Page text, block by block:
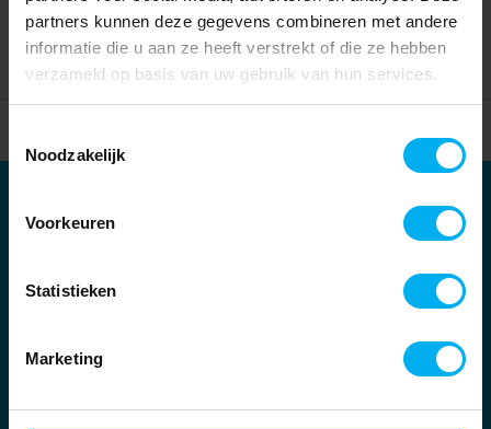
partners kunnen deze gegevens combineren met andere
informatie die u aan ze heeft verstrekt of die ze hebben
verzameld op basis van uw gebruik van hun services.
Noodzakelijk
Voorkeuren
Statistieken
Marketing
Partners